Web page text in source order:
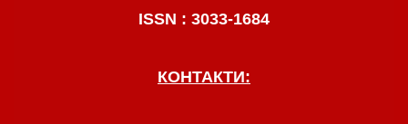
ISSN : 3033-1684
КОНТАКТИ: